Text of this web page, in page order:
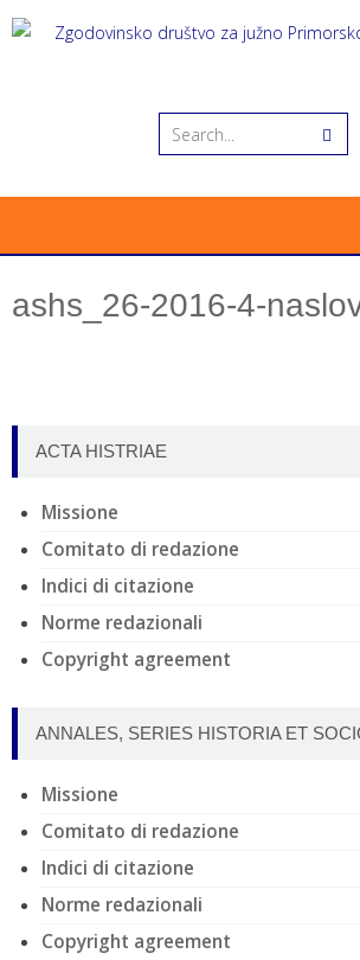
ashs_26-2016-4-
ACTA HISTRIAE
Missione
Comitato di redazione
Indici di citazione
Norme redazionali
Copyright agreement
ANNALES, SERIES HISTORIA ET
Missione
Comitato di redazione
Indici di citazione
Norme redazionali
Copyright agreement